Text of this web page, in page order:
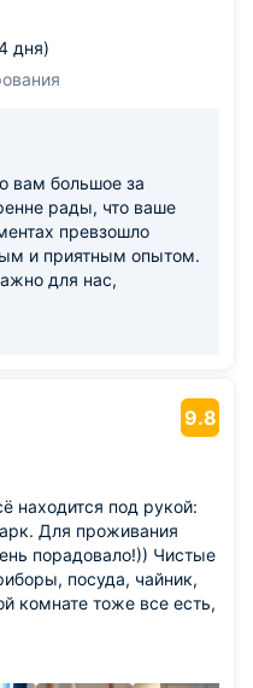
дня)
вам большое за
рады, что ваше
превзошло
и приятным опытом.
для нас,
сервиса. Нас
оснащение позволили
Мы будем
сохраняя
атмосферу. Ждем
9.8
находится под рукой:
Для проживания
порадовало!)) Чистые
посуда, чайник,
комнате тоже все есть,
в дождливую